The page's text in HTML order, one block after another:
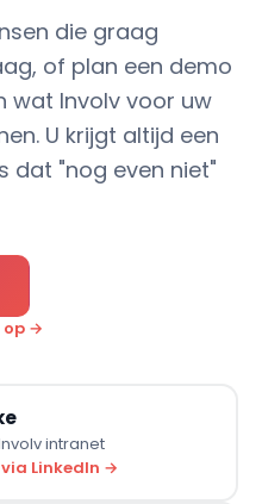
die graag
of plan een demo
wat Involv voor uw
U krijgt altijd een
dat "nog even niet"
op →
intranet
LinkedIn →